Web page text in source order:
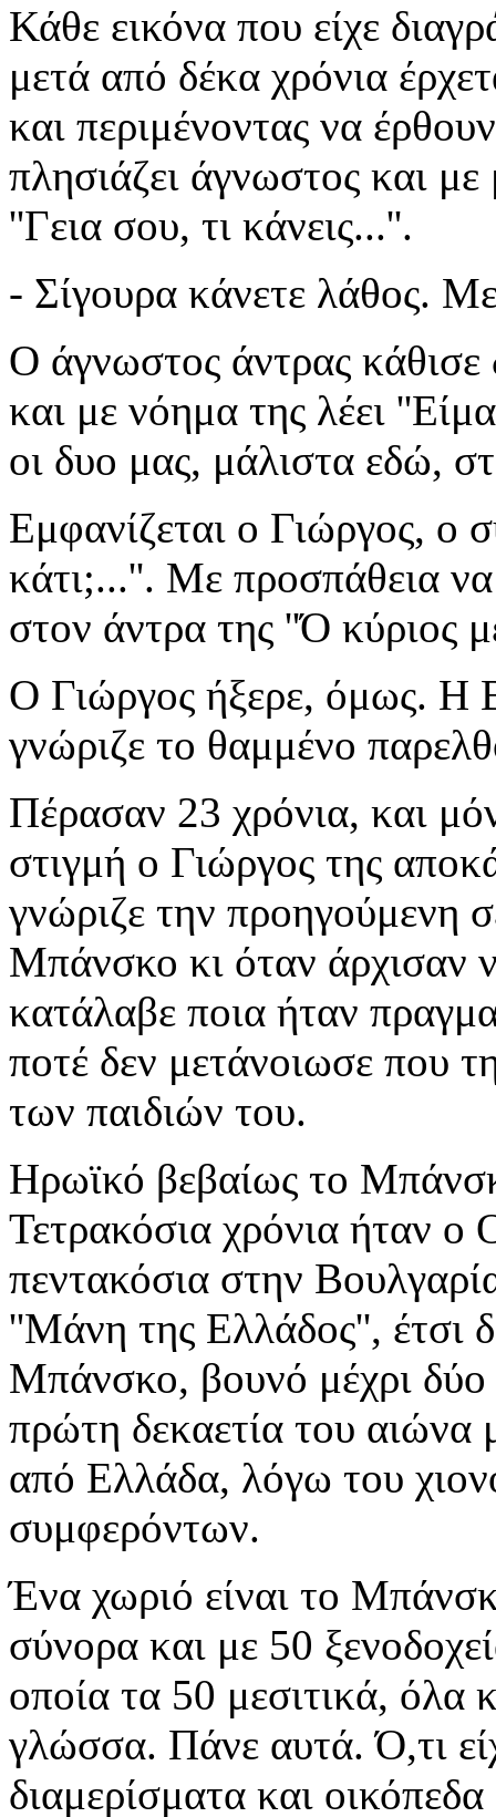
Κάθε εικόνα που είχε
μετά από δέκα χρόνια
και περιμένοντας να
πλησιάζει άγνωστος και
''Γεια σου, τι κάνεις...''.
- Σίγουρα κάνετε λάθος.
Ο άγνωστος άντρας
και με νόημα της λέει
οι δυο μας, μάλιστα εδώ,
Εμφανίζεται ο Γιώργος, ο
κάτι;...''. Με προσπάθεια
στον άντρα της ''Ό κύριος
Ο Γιώργος ήξερε, όμως. Η
γνώριζε το θαμμένο
Πέρασαν 23 χρόνια, και
στιγμή ο Γιώργος της
γνώριζε την προηγούμενη
Μπάνσκο κι όταν άρχισαν
κατάλαβε ποια ήταν
ποτέ δεν μετάνοιωσε που
των παιδιών του.
Ηρωϊκό βεβαίως το
Τετρακόσια χρόνια ήταν
πεντακόσια στην
''Μάνη της Ελλάδος'', έτσι
Μπάνσκο, βουνό μέχρι δύο
πρώτη δεκαετία του αιώνα
από Ελλάδα, λόγω του
συμφερόντων.
Ένα χωριό είναι το
σύνορα και με 50
οποία τα 50 μεσιτικά, όλα
γλώσσα. Πάνε αυτά. Ό,τι
διαμερίσματα και